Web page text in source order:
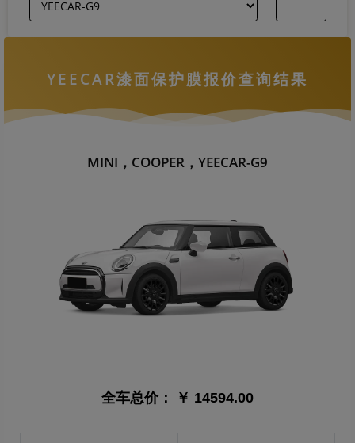
YEECAR漆面保护膜报价查询结果
MINI，COOPER，YEECAR-G9
全车总价： ￥ 14594.00